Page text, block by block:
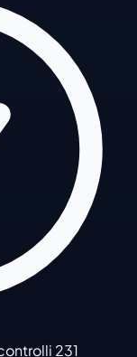
231